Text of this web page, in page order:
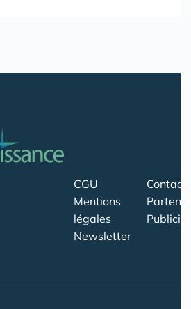
CGU
Mentions
légales
Newsletter
Contact
Publicité